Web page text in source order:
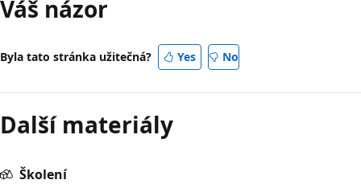
Váš názor
Byla tato stránka užitečná? Yes No
Další materiály
Školení